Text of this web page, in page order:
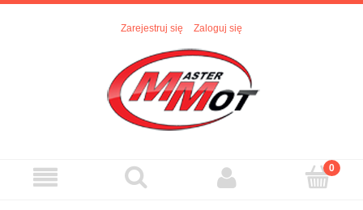
Zarejestruj się Zaloguj się